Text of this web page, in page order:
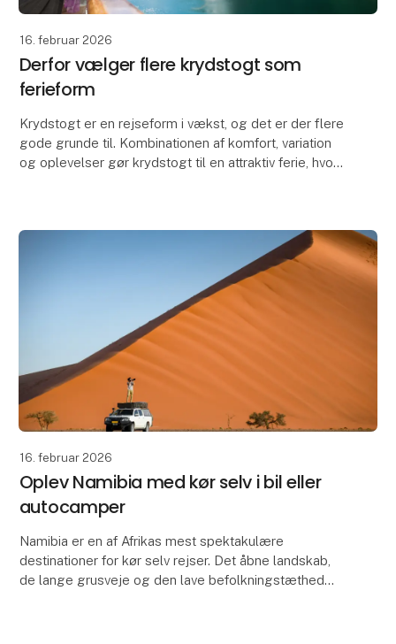
16. februar 2026
Derfor vælger flere krydstogt som
ferieform
Krydstogt er en rejseform i vækst, og det er der flere
gode grunde til. Kombinationen af komfort, variation
og oplevelser gør krydstogt til en attraktiv ferie, hvor
16. februar 2026
Oplev Namibia med kør selv i bil eller
autocamper
Namibia er en af Afrikas mest spektakulære
destinationer for kør selv rejser. Det åbne landskab,
de lange grusveje og den lave befolkningstæthed